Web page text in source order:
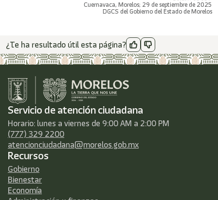
Cuernavaca, Morelos; 29 de septiembre de 2025
DGCS del Gobierno del Estado de Morelos
¿Te ha resultado útil esta página?
Servicio de atención ciudadana
Horario: lunes a viernes de 9:00 AM a 2:00 PM
(777) 329 2200
atencionciudadana@morelos.gob.mx
Recursos
Gobierno
Bienestar
Economía